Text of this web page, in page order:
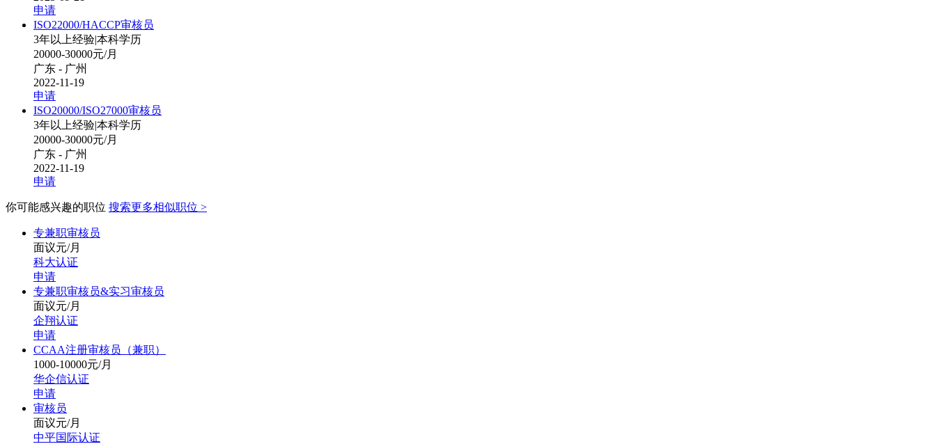
申请
ISO22000/HACCP审核员
3年以上经验|本科学历
20000-30000元/月
广东 - 广州
2022-11-19
申请
ISO20000/ISO27000审核员
3年以上经验|本科学历
20000-30000元/月
广东 - 广州
2022-11-19
申请
你可能感兴趣的职位 搜索更多相似职位 >
专兼职审核员
面议元/月
科大认证
申请
专兼职审核员&实习审核员
面议元/月
企翔认证
申请
CCAA注册审核员（兼职）
1000-10000元/月
华企信认证
申请
审核员
面议元/月
中平国际认证